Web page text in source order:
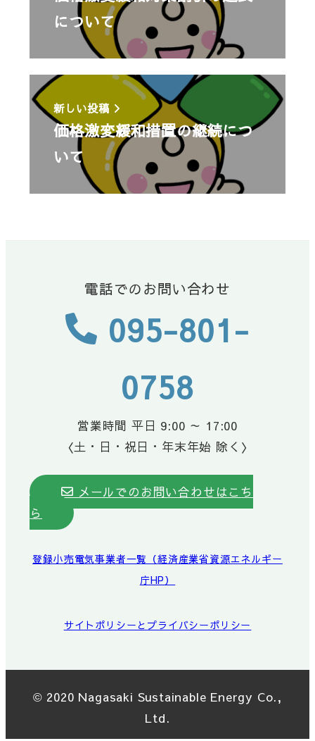
について
新しい投稿
価格激変緩和措置の継続につ
いて
電話でのお問い合わせ
095-801-
0758
営業時間 平日 9:00 ～ 17:00
〈土・日・祝日・年末年始 除く〉
メールでのお問い合わせはこち
ら
登録小売電気事業者一覧（経済産業省資源エネルギー
庁HP）
サイトポリシーとプライバシーポリシー
© 2020 Nagasaki Sustainable Energy Co.,
Ltd.